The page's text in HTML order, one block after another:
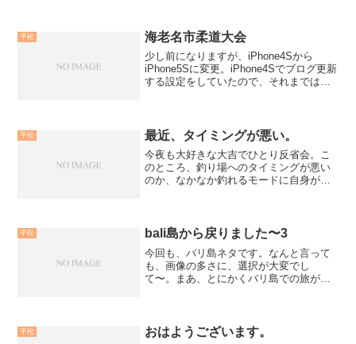
平松 海老名市柔道大会
少し前になりますが、iPhone4Sから
iPhone5Sに変更。iPhone4Sでブログ更新
する設定をしていたので、それまでは意
味…...
平松 最近、タイミングが悪い。
今夜も大好きな大吉でひとり反省会。こ
のところ、釣り場へのタイミングが悪い
のか、なかなか釣れるモードに自身がな
とを毎回学ばせて頂いてい...
平松 bali島から戻りました〜3
今回も、バリ島ネタです。なんと言って
も、画像の多さに、選択が大変でし
て〜。まあ、とにかくバリ島での旅が楽
フィン後に夕食に出かけ...
平松 おはようございます。